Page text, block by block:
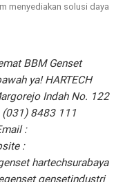
menyediakan solusi daya
BBM Genset
ya! HARTECH
Indah No. 122
(031) 8483 111
:
:
hartechsurabaya
gensetindustri